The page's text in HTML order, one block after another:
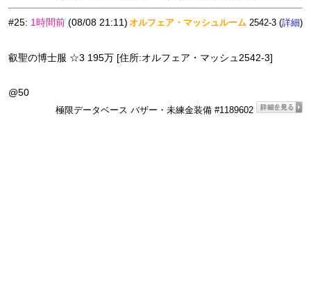
#25: 1時間前 (08/08 21:11) オルフェア・マッシュルーム 2542-3 (詳細)
叡聖の博士服 ☆3 195万 [住所:オルフェア・マッシュ2542-3]
@50
極限データベース バザー・未練金装備 #1189602